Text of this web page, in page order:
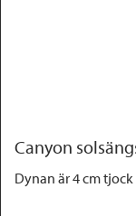
Canyon
Dynan är 4 cm